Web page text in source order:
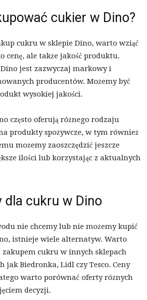
cukier w Dino?
cukru w sklepie Dino, warto wziąć
cenę, ale także jakość produktu.
jest zazwyczaj markowy i
producentów. Możemy być
wysokiej jakości.
często oferują różnego rodzaju
produkty spożywcze, w tym również
możemy zaoszczędzić jeszcze
ilości lub korzystając z aktualnych
dla cukru w Dino
nie chcemy lub nie możemy kupić
istnieje wiele alternatyw. Warto
zakupem cukru w innych sklepach
jak Biedronka, Lidl czy Tesco. Ceny
warto porównać oferty różnych
decyzji.